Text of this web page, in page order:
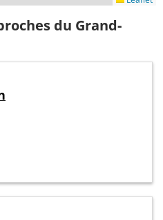
du Grand-